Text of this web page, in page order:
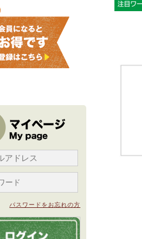
パスワードをお忘れの方